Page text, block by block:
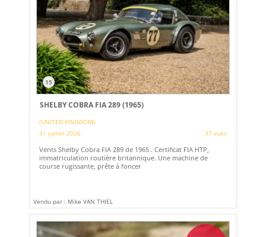
15
SHELBY COBRA FIA 289 (1965)
(UNITED KINGDOM)
31 juillet 2026
37 vues
Vents Shelby Cobra FIA 289 de 1965 . Certificat FIA HTP,
immatriculation routière britannique. Une machine de
course rugissante, prête à foncer
Vendu par : Mike VAN THIEL